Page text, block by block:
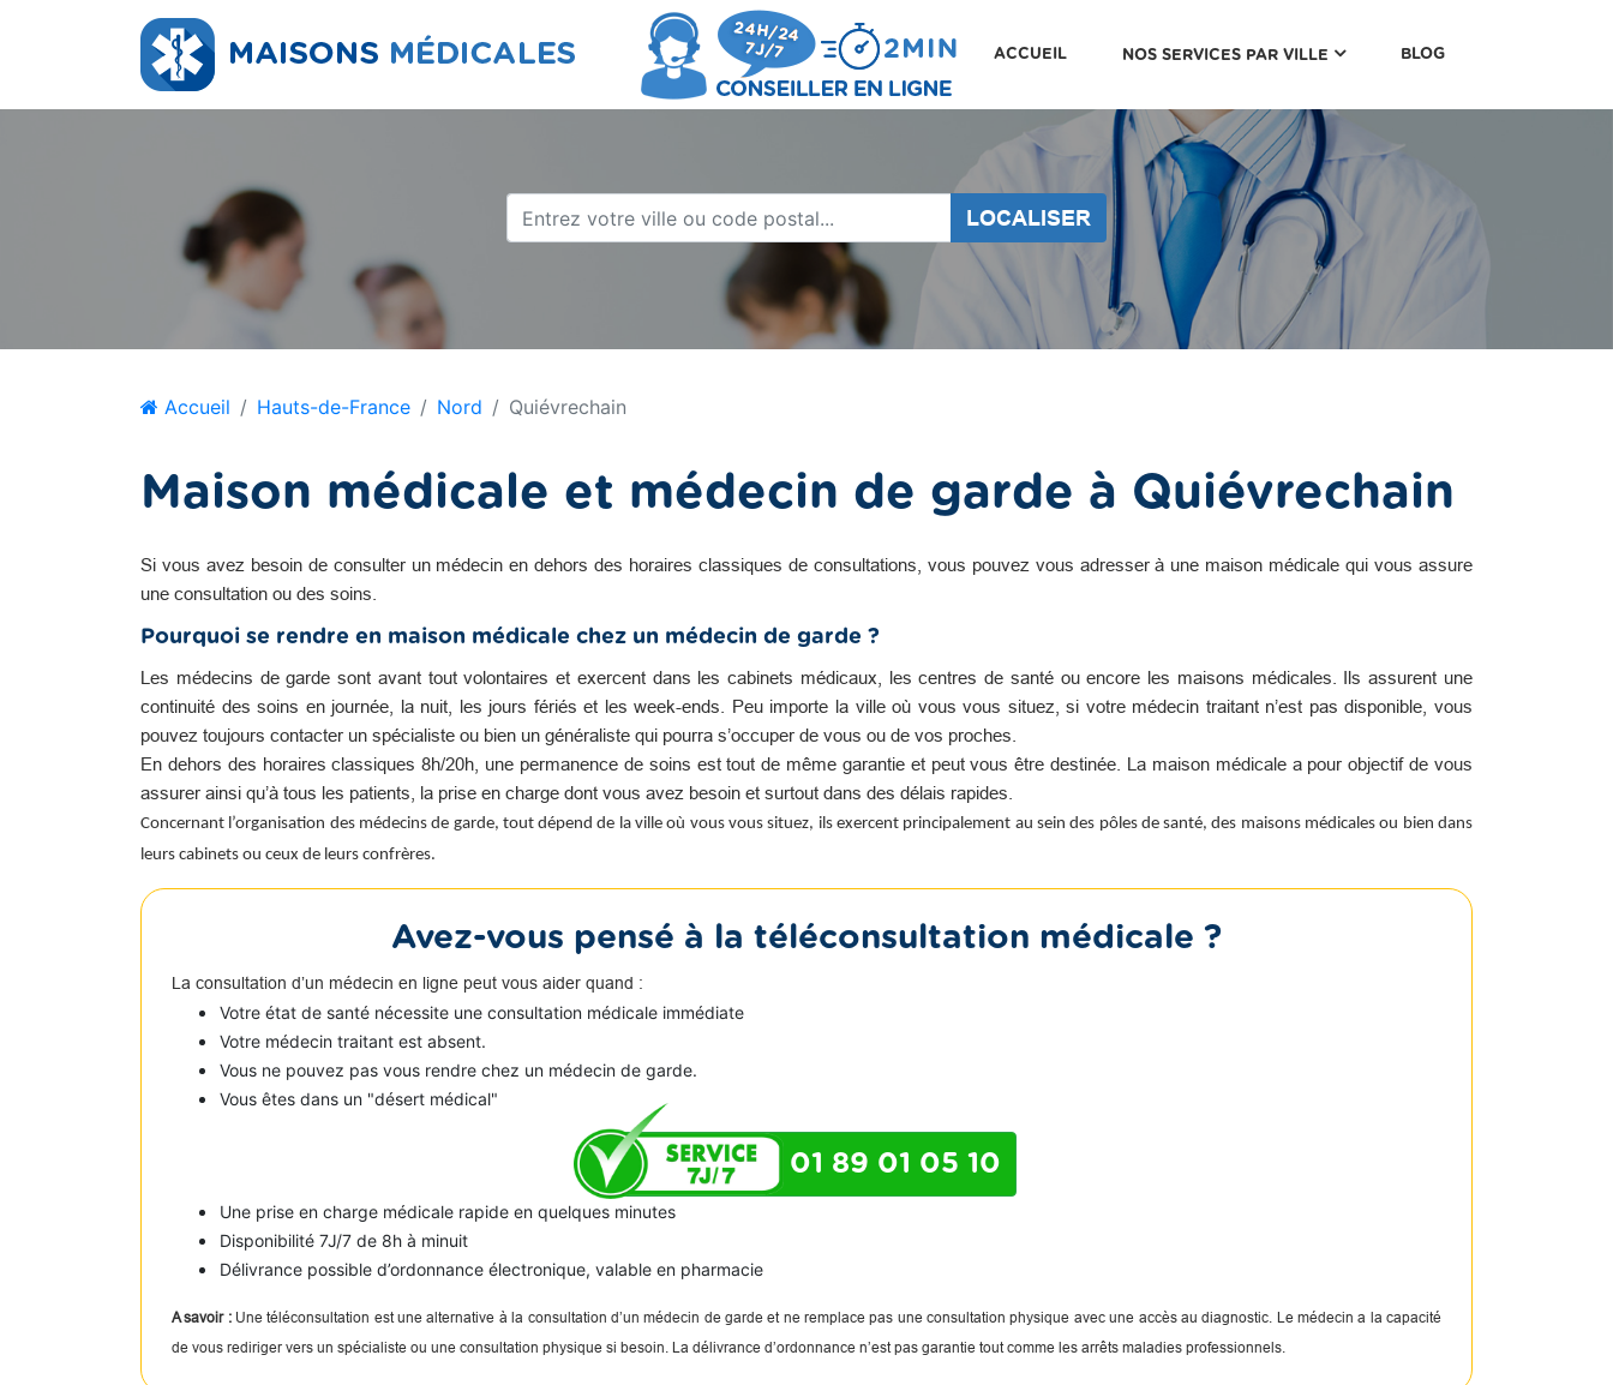
ACCUEIL NOS SERVICES PAR VILLE (CURRENT)
BLOG
LOCALISER
Accueil Hauts-de-France Nord Quiévrechain
Maison médicale et médecin de garde à Quiévrechain
Si vous avez besoin de consulter un médecin en dehors des horaires classiques de consultations, vous pouvez vous adresser à une maison médicale qui vous assure
une consultation ou des soins.
Pourquoi se rendre en maison médicale chez un médecin de garde ?
Les médecins de garde sont avant tout volontaires et exercent dans les cabinets médicaux, les centres de santé ou encore les maisons médicales. Ils assurent une
continuité des soins en journée, la nuit, les jours fériés et les week-ends. Peu importe la ville où vous vous situez, si votre médecin traitant n’est pas disponible, vous
pouvez toujours contacter un spécialiste ou bien un généraliste qui pourra s’occuper de vous ou de vos proches.
En dehors des horaires classiques 8h/20h, une permanence de soins est tout de même garantie et peut vous être destinée. La maison médicale a pour objectif de vous
assurer ainsi qu’à tous les patients, la prise en charge dont vous avez besoin et surtout dans des délais rapides.
Concernant l’organisation des médecins de garde, tout dépend de la ville où vous vous situez, ils exercent principalement au sein des pôles de santé, des maisons médicales ou bien dans
leurs cabinets ou ceux de leurs confrères.
Avez-vous pensé à la téléconsultation médicale ?
La consultation d’un médecin en ligne peut vous aider quand :
Votre état de santé nécessite une consultation médicale immédiate
Votre médecin traitant est absent.
Vous ne pouvez pas vous rendre chez un médecin de garde.
Vous êtes dans un "désert médical"
01 89 01 05 10
Une prise en charge médicale rapide en quelques minutes
Disponibilité 7J/7 de 8h à minuit
Délivrance possible d’ordonnance électronique, valable en pharmacie
A savoir :Une téléconsultation est une alternative à la consultation d’un médecin de garde et ne remplace pas une consultation physique avec une accès au diagnostic. Le médecin a la capacité
de vous rediriger vers un spécialiste ou une consultation physique si besoin. La délivrance d’ordonnance n’est pas garantie tout comme les arrêts maladies professionnels.